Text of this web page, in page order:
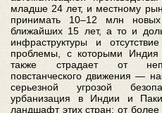
младше 24 лет, и местному
принимать 10–12 млн
ближайших 15 лет, а то и
инфраструктуры и
проблемы, с которыми
также страдает от
повстанческого движения —
серьезной угрозой
урбанизация в Индии и
ландшафт этих стран: от